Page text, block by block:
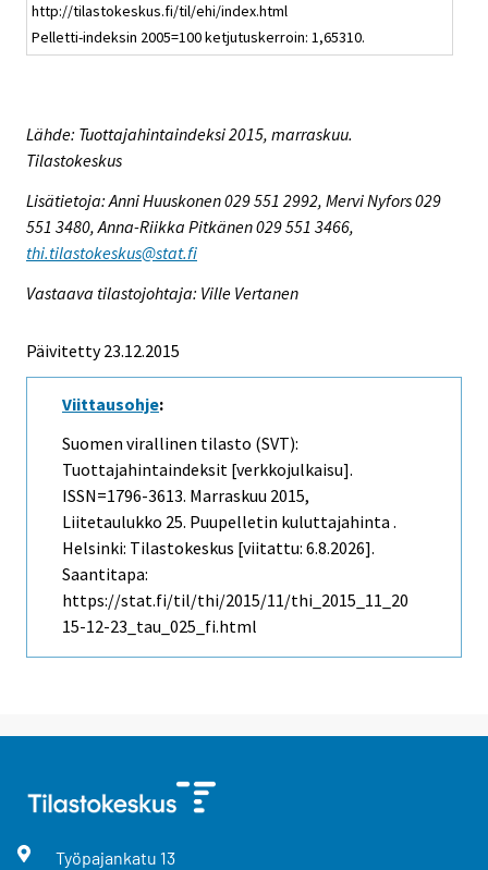
http://tilastokeskus.fi/til/ehi/index.html
Pelletti-indeksin 2005=100 ketjutuskerroin: 1,65310.
Lähde: Tuottajahintaindeksi 2015, marraskuu.
Tilastokeskus
Lisätietoja: Anni Huuskonen 029 551 2992, Mervi Nyfors 029
551 3480, Anna-Riikka Pitkänen 029 551 3466,
thi.tilastokeskus@stat.fi
Vastaava tilastojohtaja: Ville Vertanen
Päivitetty 23.12.2015
Viittausohje:
Suomen virallinen tilasto (SVT):
Tuottajahintaindeksit [verkkojulkaisu].
ISSN=1796-3613. Marraskuu 2015,
Liitetaulukko 25. Puupelletin kuluttajahinta .
Helsinki: Tilastokeskus [viitattu: 6.8.2026].
Saantitapa:
https://stat.fi/til/thi/2015/11/thi_2015_11_20
15-12-23_tau_025_fi.html
Työpajankatu 13